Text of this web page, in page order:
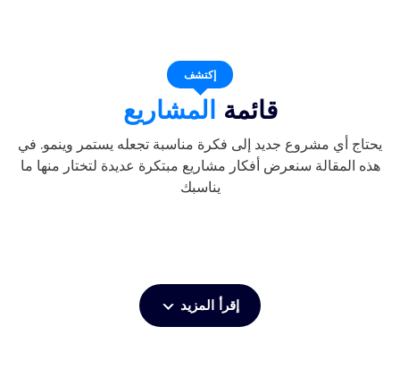
إكتشف
قائمةالمشاريع
يحتاج أي مشروع جديد إلى فكرة مناسبة تجعله يستمر وينمو. في
هذه المقالة سنعرض أفكار مشاريع مبتكرة عديدة لتختار منها ما
يناسبك
إقرأ المزيد